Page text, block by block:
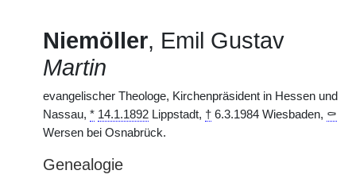
Niemöller, Emil Gustav
Martin
evangelischer Theologe, Kirchenpräsident in Hessen und
Nassau, * 14.1.1892 Lippstadt, † 6.3.1984 Wiesbaden, ⚰
Wersen bei Osnabrück.
Genealogie